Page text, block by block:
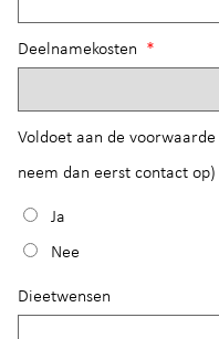
Deelnamekosten *
Voldoet aan de
neem dan eerst contact op)
Ja
Nee
Dieetwensen